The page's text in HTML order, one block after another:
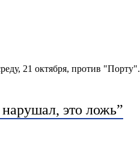
21 октября, против "Порту".
это ложь”